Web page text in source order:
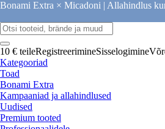
Bonami Extra × Micadoni | Allahindlus
10 € teileRegistreerimineSisselogimine
Kategooriad
Toad
Bonami Extra
Kampaaniad ja allahindlused
Uudised
Premium tooted